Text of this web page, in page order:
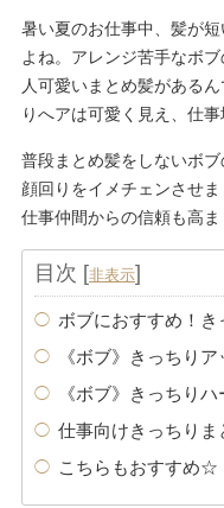
暑い夏のお仕事中、髪が
よね。アレンジ苦手なボ
人可愛いまとめ髪がある
りへアは可愛く見え、仕事
普段まとめ髪をしないボ
顔回りをイメチェンさせ
仕事仲間からの信頼も高ま
目次 [非表示]
ボブにおすすめ！
《ボブ》きっちり
《ボブ》きっちり
仕事向けきっちり
こちらもおすすめ☆